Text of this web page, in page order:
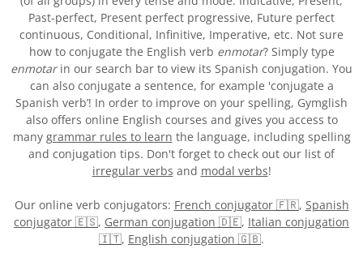
Past-perfect, Present perfect progressive, Future perfect
continuous, Conditional, Infinitive, Imperative, etc. Not sure
how to conjugate the English verb enmotar? Simply type
enmotarin our search bar to view its Spanish conjugation. You
can also conjugate a sentence, for example 'conjugate a
Spanish verb’! In order to improve on your spelling, Gymglish
also offers online English courses and gives you access to
many grammar rules to learn the language, including spelling
and conjugation tips. Don't forget to check out our list of
irregular verbs and modal verbs!
Our online verb conjugators: French conjugator 🇫🇷, Spanish
conjugator 🇪🇸, German conjugation 🇩🇪, Italian conjugation
🇮🇹, English conjugation 🇬🇧.